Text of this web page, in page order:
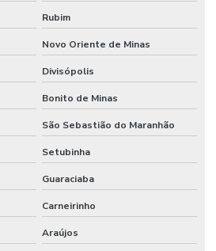
Rubim
Novo Oriente de Minas
Divisópolis
Bonito de Minas
São Sebastião do Maranhão
Setubinha
Guaraciaba
Carneirinho
Araújos